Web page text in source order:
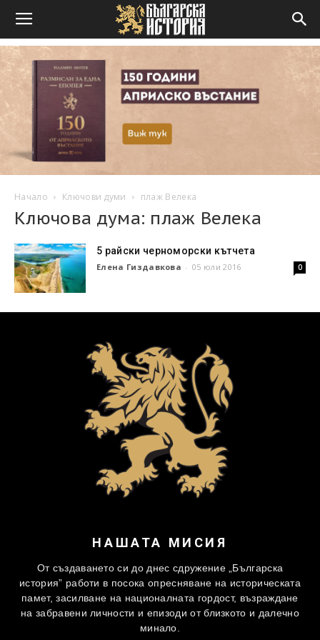
Начало Ключови думи плаж Велека
Ключова дума: плаж Велека
5 райски черноморски кътчета
Елена Гиздавкова - 05 юли 2016 0
НАШАТА МИСИЯ
От създаването си до днес сдружение „Българска
история” работи в посока опресняване на историческата
памет, засилване на националната гордост, възраждане
на забравени личности и епизоди от близкото и далечно
минало.